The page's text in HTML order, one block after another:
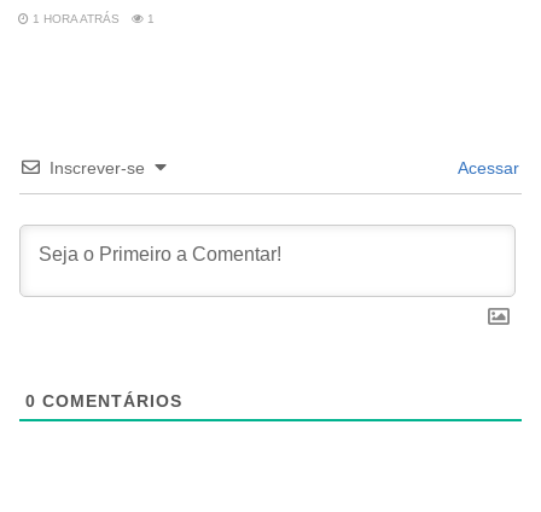
1 HORA ATRÁS 1
Inscrever-se Acessar
0 COMENTÁRIOS